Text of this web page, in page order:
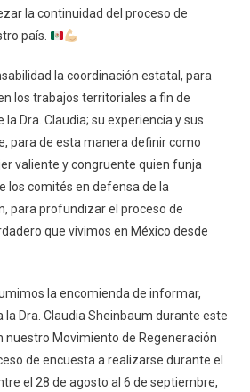
la continuidad del proceso de
país.
la coordinación estatal, para
los trabajos territoriales a fin de
Dra. Claudia; su experiencia y sus
para de esta manera definir como
valiente y congruente quien funja
los comités en defensa de la
para profundizar el proceso de
que vivimos en México desde
la encomienda de informar,
Dra. Claudia Sheinbaum durante este
nuestro Movimiento de Regeneración
de encuesta a realizarse durante el
el 28 de agosto al 6 de septiembre,